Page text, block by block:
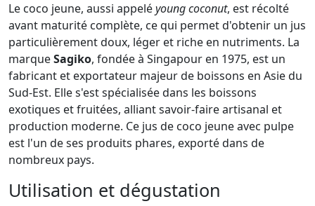
Le coco jeune, aussi appeléyoung coconut, est récolté
avant maturité complète, ce qui permet d'obtenir un jus
particulièrement doux, léger et riche en nutriments. La
marqueSagiko, fondée à Singapour en 1975, est un
fabricant et exportateur majeur de boissons en Asie du
Sud-Est. Elle s'est spécialisée dans les boissons
exotiques et fruitées, alliant savoir-faire artisanal et
production moderne. Ce jus de coco jeune avec pulpe
est l'un de ses produits phares, exporté dans de
nombreux pays.
Utilisation et dégustation